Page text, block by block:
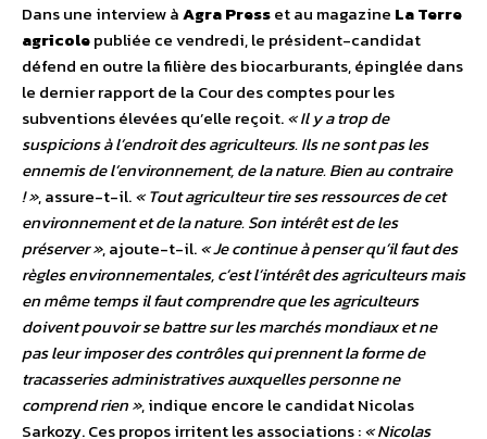
Dans une interview àAgra Presset au magazine La Terre
agricolepubliée ce vendredi, le président-candidat
défend en outre la filière des biocarburants, épinglée dans
le dernier rapport de la Cour des comptes pour les
subventions élevées qu’elle reçoit.« Il y a trop de
suspicions à l’endroit des agriculteurs. Ils ne sont pas les
ennemis de l’environnement, de la nature. Bien au contraire
! », assure-t-il.« Tout agriculteur tire ses ressources de cet
environnement et de la nature. Son intérêt est de les
préserver », ajoute-t-il.« Je continue à penser qu’il faut des
règles environnementales, c’est l’intérêt des agriculteurs mais
en même temps il faut comprendre que les agriculteurs
doivent pouvoir se battre sur les marchés mondiaux et ne
pas leur imposer des contrôles qui prennent la forme de
tracasseries administratives auxquelles personne ne
comprend rien », indique encore le candidat Nicolas
Sarkozy. Ces propos irritent les associations :« Nicolas